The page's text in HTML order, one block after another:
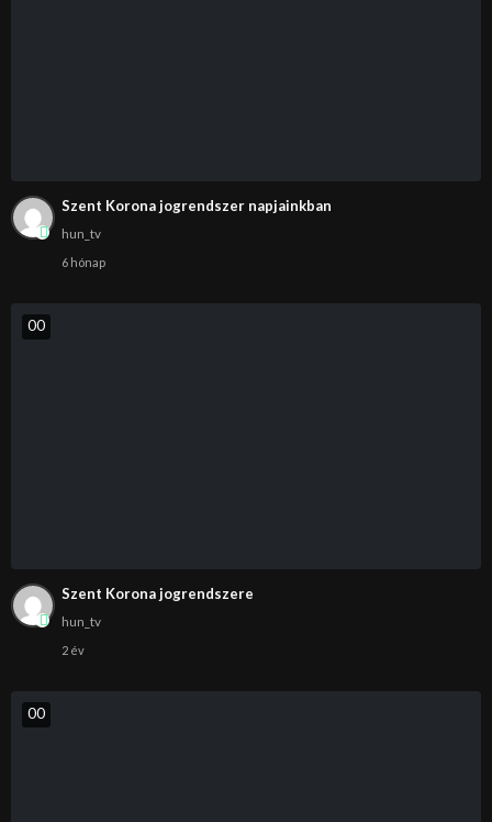
Szent Korona jogrendszer napjainkban
hun_tv
6 hónap
00
Szent Korona jogrendszere
hun_tv
2 év
00